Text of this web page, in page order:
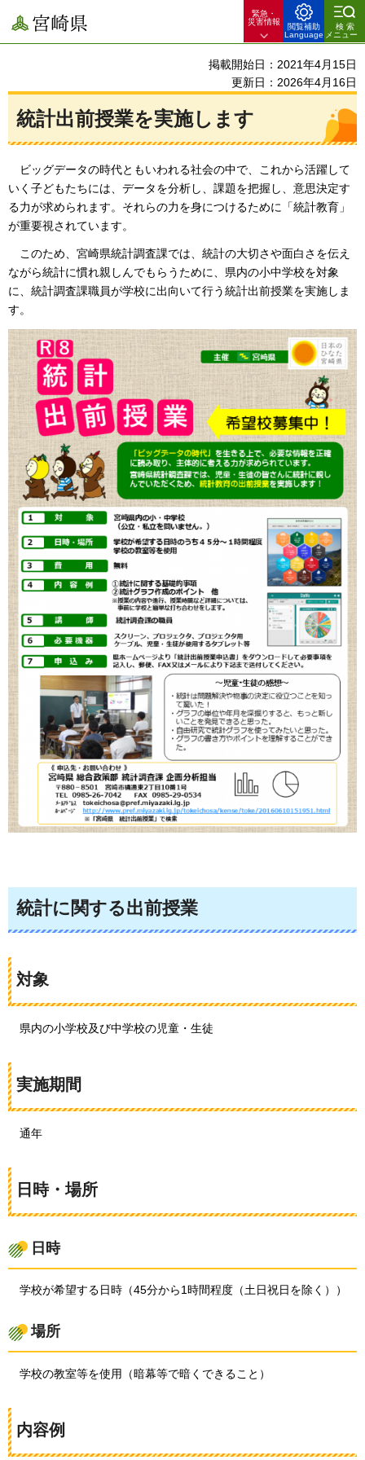
宮崎県
緊急・
災害情報
閲覧補助
Language
検索
メニュー
掲載開始日：2021年4月15日
更新日：2026年4月16日
統計出前授業を実施します
ビッグデータの時代ともいわれる社会の中で、これから活躍して
いく子どもたちには、データを分析し、課題を把握し、意思決定す
る力が求められます。それらの力を身につけるために「統計教育」
が重要視されています。
このため、宮崎県統計調査課では、統計の大切さや面白さを伝え
ながら統計に慣れ親しんでもらうために、県内の小中学校を対象
に、統計調査課職員が学校に出向いて行う統計出前授業を実施しま
す。
統計に関する出前授業
対象
県内の小学校及び中学校の児童・生徒
実施期間
通年
日時・場所
日時
学校が希望する日時（45分から1時間程度（土日祝日を除く））
場所
学校の教室等を使用（暗幕等で暗くできること）
内容例